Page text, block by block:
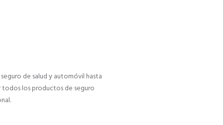
de salud y automóvil hasta
todos los productos de seguro